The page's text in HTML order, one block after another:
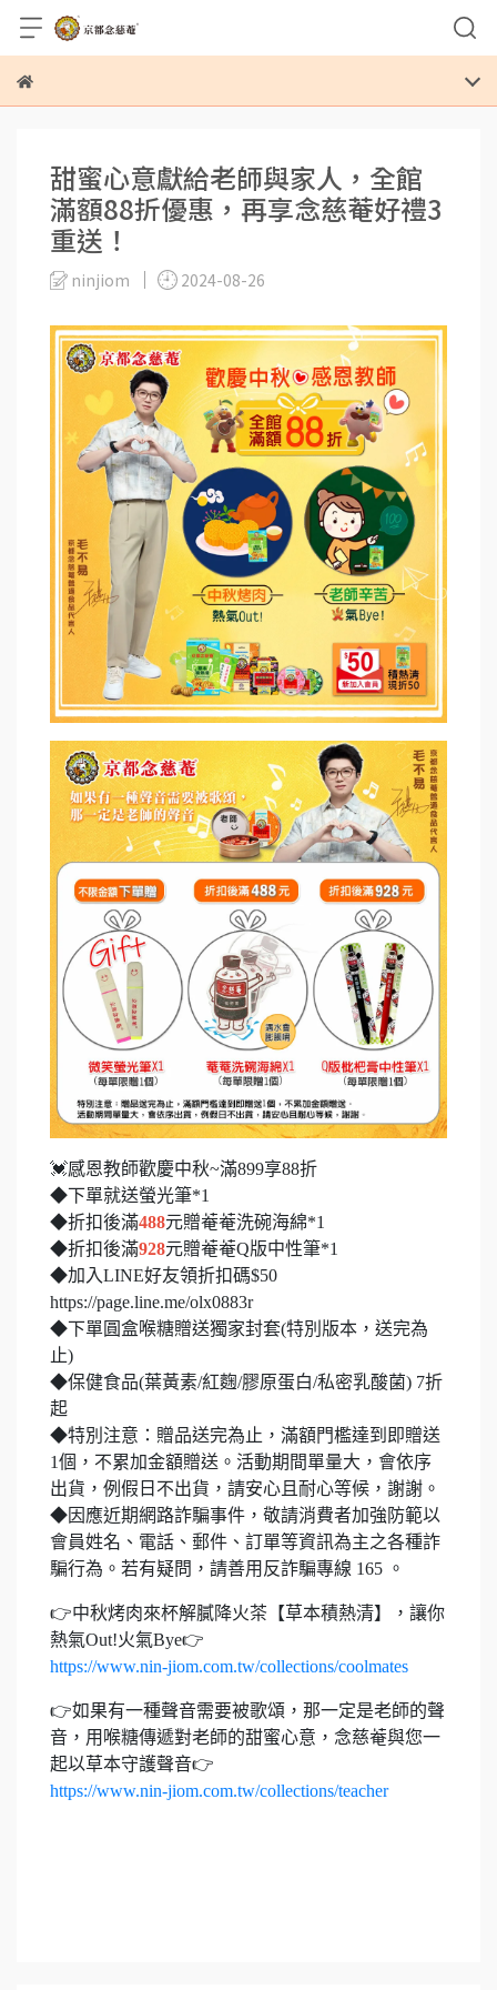
甜蜜心意獻給老師與家人，全館
滿額88折優惠，再享念慈菴好禮3
重送！
ninjiom 2024-08-26
💓感恩教師歡慶中秋~滿899享88折
◆下單就送螢光筆*1
◆折扣後滿488元贈菴菴洗碗海綿*1
◆折扣後滿928元贈菴菴Q版中性筆*1
◆加入LINE好友領折扣碼$50
https://page.line.me/olx0883r
◆下單圓盒喉糖贈送獨家封套(特別版本，送完為
止)
◆保健食品(葉黃素/紅麴/膠原蛋白/私密乳酸菌) 7折
起
◆特別注意：贈品送完為止，滿額門檻達到即贈送
1個，不累加金額贈送。活動期間單量大，會依序
出貨，例假日不出貨，請安心且耐心等候，謝謝。
◆因應近期網路詐騙事件，敬請消費者加強防範以
會員姓名、電話、郵件、訂單等資訊為主之各種詐
騙行為。若有疑問，請善用反詐騙專線 165 。
👉中秋烤肉來杯解膩降火茶【草本積熱清】，讓你
熱氣Out!火氣Bye👉
https://www.nin-jiom.com.tw/collections/coolmates
👉如果有一種聲音需要被歌頌，那一定是老師的聲
音，用喉糖傳遞對老師的甜蜜心意，念慈菴與您一
起以草本守護聲音👉
https://www.nin-jiom.com.tw/collections/teacher